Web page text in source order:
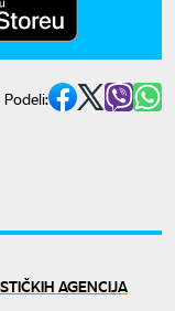
Podeli:
AGENCIJA